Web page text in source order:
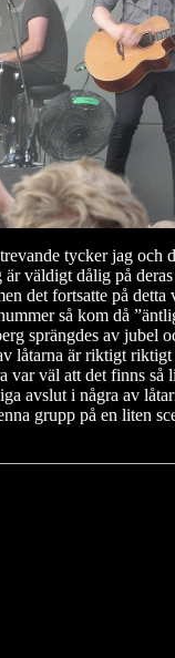
tycker jag och
väldigt dålig på
det fortsatte på detta
så kom då
sprängdes av jubel
låtarna är riktigt
väl att det finns så
avslut i några av
grupp på en liten